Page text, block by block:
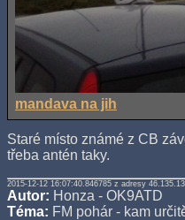
mandava na jih
Staré místo známé z CB
třeba antén taky.
2015-12-12 16:07:40.846785 z adresy
Autor: Honza - OK9ATD
Téma: FM pohár - kam